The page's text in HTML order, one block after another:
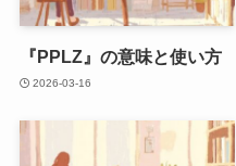
『PPLZ』の意味と使い方
2026-03-16